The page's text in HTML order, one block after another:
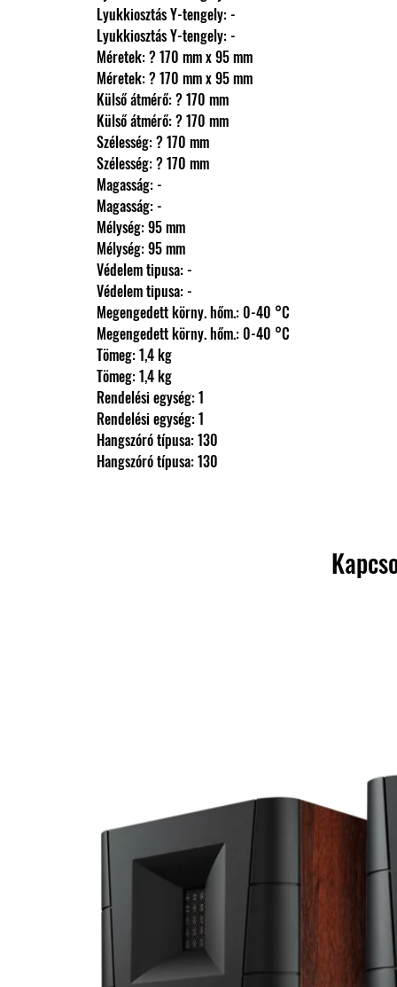
                Lyukkiosztás Y-tengely: -
                Lyukkiosztás Y-tengely: -
                Méretek: ? 170 mm x 95 mm
                Méretek: ? 170 mm x 95 mm
                Külső átmérő: ? 170 mm
                Külső átmérő: ? 170 mm
                Szélesség: ? 170 mm
                Szélesség: ? 170 mm
                Magasság: -
                Magasság: -
                Mélység: 95 mm
                Mélység: 95 mm
                Védelem tipusa: -
                Védelem tipusa: -
                Megengedett körny. hőm.: 0-40 °C
                Megengedett körny. hőm.: 0-40 °C
                Tömeg: 1,4 kg
                Tömeg: 1,4 kg
                Rendelési egység: 1
                Rendelési egység: 1
                Hangszóró típusa: 130
                Hangszóró típusa: 130